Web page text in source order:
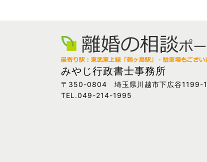
みやじ行政書士事務所
〒350-0804 埼玉県川越市下広谷1199-
TEL.049-214-1995